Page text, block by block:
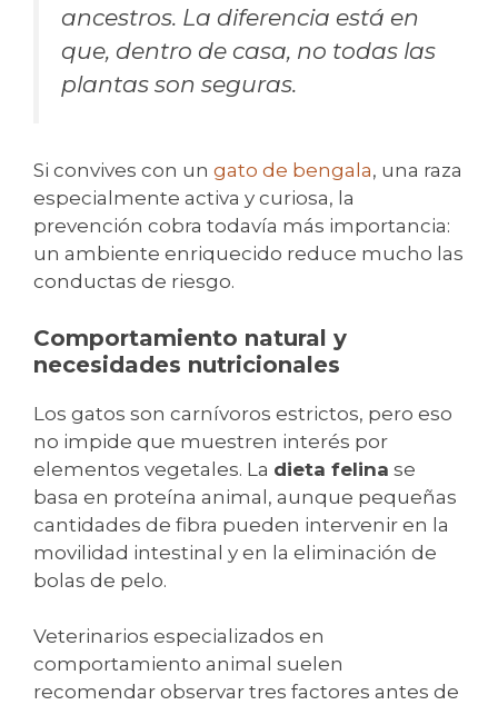
ancestros. La diferencia está en
que, dentro de casa, no todas las
plantas son seguras.
Si convives con un gato de bengala, una raza
especialmente activa y curiosa, la
prevención cobra todavía más importancia:
un ambiente enriquecido reduce mucho las
conductas de riesgo.
Comportamiento natural y
necesidades nutricionales
Los gatos son carnívoros estrictos, pero eso
no impide que muestren interés por
elementos vegetales. La dieta felina se
basa en proteína animal, aunque pequeñas
cantidades de fibra pueden intervenir en la
movilidad intestinal y en la eliminación de
bolas de pelo.
Veterinarios especializados en
comportamiento animal suelen
recomendar observar tres factores antes de